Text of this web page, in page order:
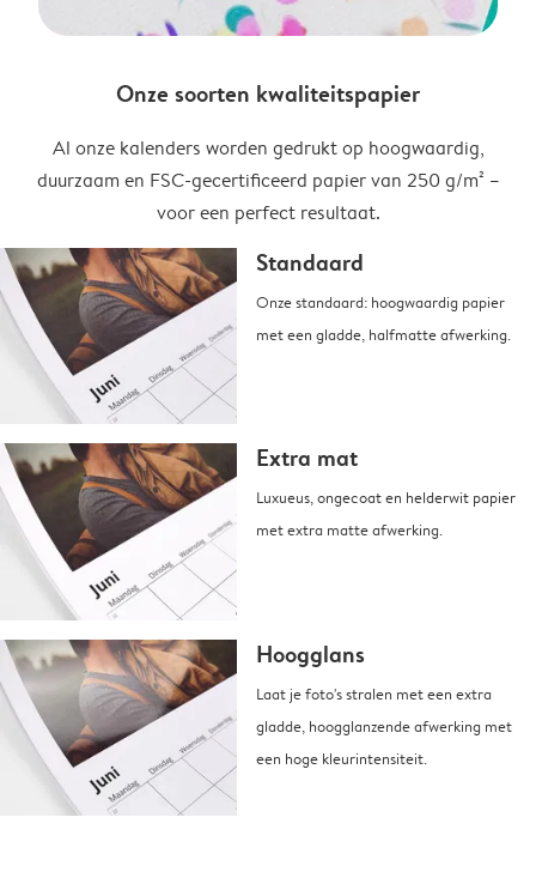
Onze soorten kwaliteitspapier
Al onze kalenders worden gedrukt op hoogwaardig,
duurzaam en FSC-gecertificeerd papier van 250 g/m² –
voor een perfect resultaat.
Standaard
Onze standaard: hoogwaardig papier
met een gladde, halfmatte afwerking.
Extra mat
Luxueus, ongecoat en helderwit papier
met extra matte afwerking.
Hoogglans
Laat je foto's stralen met een extra
gladde, hoogglanzende afwerking met
een hoge kleurintensiteit.